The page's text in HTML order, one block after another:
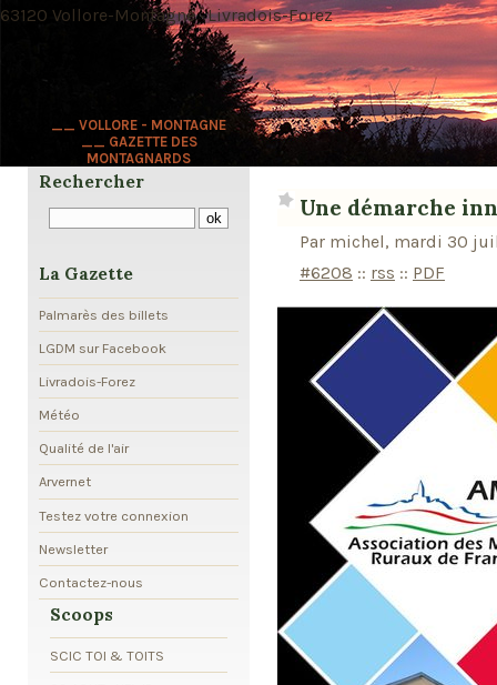
__ VOLLORE - MONTAGNE
__ GAZETTE DES
MONTAGNARDS
63120 Vollore-Montagne · Livradois-Forez
Une démarche
Par michel, mardi 30
#6208 :: rss :: PDF
Rechercher
La Gazette
Palmarès des billets
LGDM sur Facebook
Livradois-Forez
Météo
Qualité de l'air
Arvernet
Testez votre connexion
Newsletter
Contactez-nous
Scoops
SCIC TOI & TOITS